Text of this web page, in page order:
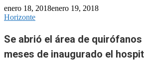
enero 18, 2018enero 19, 2018
Horizonte
Se abrió el área de
meses de inaugurado el